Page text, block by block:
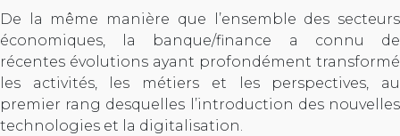
De la même manière que l’ensemble des secteurs
économiques, la banque/finance a connu de
récentes évolutions ayant profondément transformé
les activités, les métiers et les perspectives, au
premier rang desquelles l’introduction des nouvelles
technologies et la digitalisation.